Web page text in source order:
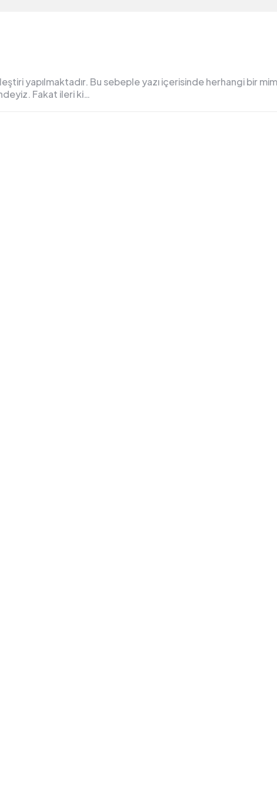
yapılmaktadır. Bu sebeple yazı içerisinde herhangi bir
Fakat ileri ki…